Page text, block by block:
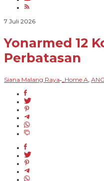
7 Juli 2026oleh
Raya
Yonarmed 12
Perbatasan
Siana Malang Raya- _Home A,